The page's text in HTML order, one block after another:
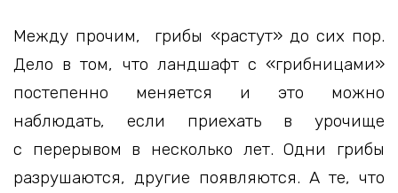
Между прочим, грибы «растут» до сих пор.
Дело в том, что ландшафт с «грибницами»
постепенно меняется и это можно
наблюдать, если приехать в урочище
с перерывом в несколько лет. Одни грибы
разрушаются, другие появляются. А те, что